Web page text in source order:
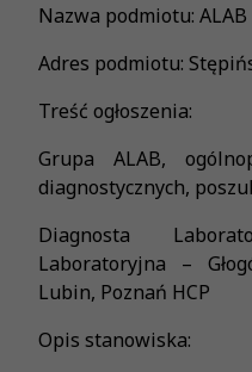
Nazwa podmiotu:
Adres podmiotu:
Treść ogłoszenia:
Grupa ALAB,
diagnostycznych,
Diagnosta
Laboratoryjna –
Lubin, Poznań HCP
Opis stanowiska: